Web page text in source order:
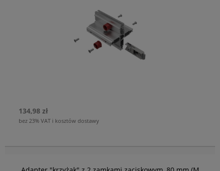
134,98 zł
bez 23% VAT i kosztów dostawy